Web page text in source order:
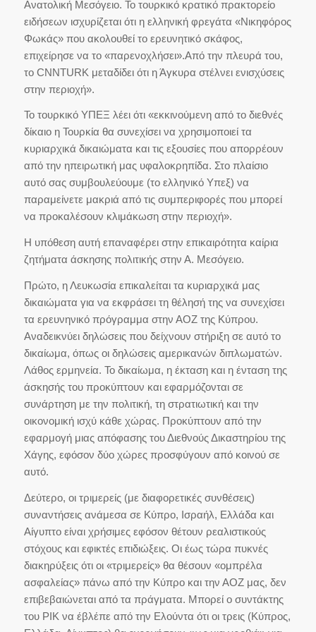
Ανατολική Μεσόγειο. Το τουρκικό κρατικό πρακτορείο
ειδήσεων ισχυρίζεται ότι η ελληνική φρεγάτα «Νικηφόρος
Φωκάς» που ακολουθεί το ερευνητικό σκάφος,
επιχείρησε να το «παρενοχλήσει».Από την πλευρά του,
το CNNTURK μεταδίδει ότι η Άγκυρα στέλνει ενισχύσεις
στην περιοχή».
Το τουρκικό ΥΠΕΞ λέει ότι «εκκινούμενη από το διεθνές
δίκαιο η Τουρκία θα συνεχίσει να χρησιμοποιεί τα
κυριαρχικά δικαιώματα και τις εξουσίες που απορρέουν
από την ηπειρωτική μας υφαλοκρηπίδα. Στο πλαίσιο
αυτό σας συμβουλεύουμε (το ελληνικό Υπεξ) να
παραμείνετε μακριά από τις συμπεριφορές που μπορεί
να προκαλέσουν κλιμάκωση στην περιοχή».
Η υπόθεση αυτή επαναφέρει στην επικαιρότητα καίρια
ζητήματα άσκησης πολιτικής στην Α. Μεσόγειο.
Πρώτο, η Λευκωσία επικαλείται τα κυριαρχικά μας
δικαιώματα για να εκφράσει τη θέλησή της να συνεχίσει
τα ερευνηνικό πρόγραμμα στην ΑΟΖ της Κύπρου.
Αναδεικνύει δηλώσεις που δείχνουν στήριξη σε αυτό το
δικαίωμα, όπως οι δηλώσεις αμερικανών διπλωματών.
Λάθος ερμηνεία. Το δικαίωμα, η έκταση και η ένταση της
άσκησής του προκύπτουν και εφαρμόζονται σε
συνάρτηση με την πολιτική, τη στρατιωτική και την
οικονομική ισχύ κάθε χώρας. Προκύπτουν από την
εφαρμογή μιας απόφασης του Διεθνούς Δικαστηρίου της
Χάγης, εφόσον δύο χώρες προσφύγουν από κοινού σε
αυτό.
Δεύτερο, οι τριμερείς (με διαφορετικές συνθέσεις)
συναντήσεις ανάμεσα σε Κύπρο, Ισραήλ, Ελλάδα και
Αίγυπτο είναι χρήσιμες εφόσον θέτουν ρεαλιστικούς
στόχους και εφικτές επιδιώξεις. Οι έως τώρα πυκνές
διακηρύξεις ότι οι «τριμερείς» θα θέσουν «ομπρέλα
ασφαλείας» πάνω από την Κύπρο και την ΑΟΖ μας, δεν
επιβεβαιώνεται από τα πράγματα. Μπορεί ο συντάκτης
του ΡΙΚ να έβλέπε από την Ελούντα ότι οι τρεις (Κύπρος,